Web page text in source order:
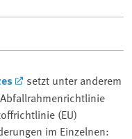
setzt unter anderem
(EU)
im Einzelnen: